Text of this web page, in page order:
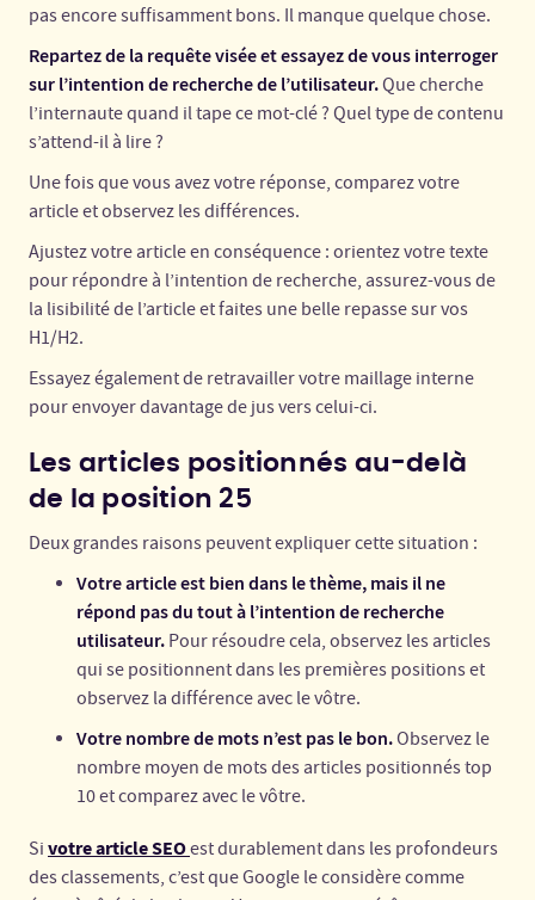
pas encore suffisamment bons. Il manque quelque chose.
Repartez de la requête visée et essayez de vous interroger
sur l’intention de recherche de l’utilisateur.Que cherche
l’internaute quand il tape ce mot-clé ? Quel type de contenu
s’attend-il à lire ?
Une fois que vous avez votre réponse, comparez votre
article et observez les différences.
Ajustez votre article en conséquence : orientez votre texte
pour répondre à l’intention de recherche, assurez-vous de
la lisibilité de l’article et faites une belle repasse sur vos
H1/H2.
Essayez également de retravailler votre maillage interne
pour envoyer davantage de jus vers celui-ci.
Les articles positionnés au-delà
de la position 25
Deux grandes raisons peuvent expliquer cette situation :
Votre article est bien dans le thème, mais il ne
répond pas du tout à l’intention de recherche
utilisateur. Pour résoudre cela, observez les articles
qui se positionnent dans les premières positions et
observez la différence avec le vôtre.
Votre nombre de mots n’est pas le bon.Observez le
nombre moyen de mots des articles positionnés top
10 et comparez avec le vôtre.
Si votre article SEOest durablement dans les profondeurs
des classements, c’est que Google le considère comme